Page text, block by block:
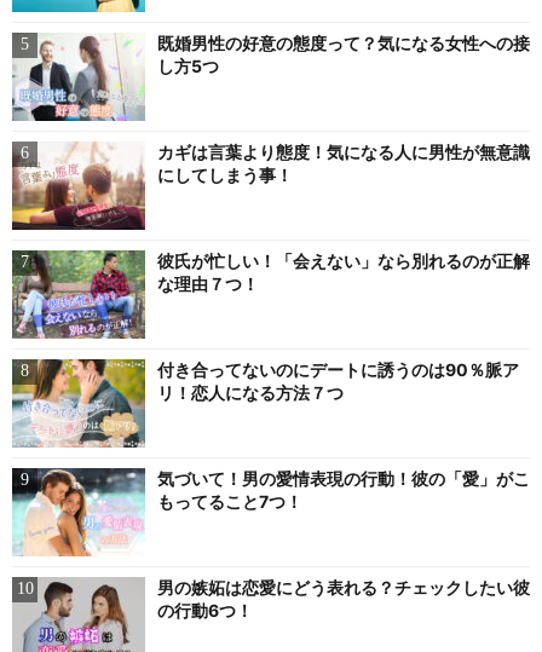
既婚男性の好意の態度って？気になる女性への接
し方5つ
カギは言葉より態度！気になる人に男性が無意識
にしてしまう事！
彼氏が忙しい！「会えない」なら別れるのが正解
な理由７つ！
付き合ってないのにデートに誘うのは90％脈ア
リ！恋人になる方法７つ
気づいて！男の愛情表現の行動！彼の「愛」がこ
もってること7つ！
男の嫉妬は恋愛にどう表れる？チェックしたい彼
の行動6つ！